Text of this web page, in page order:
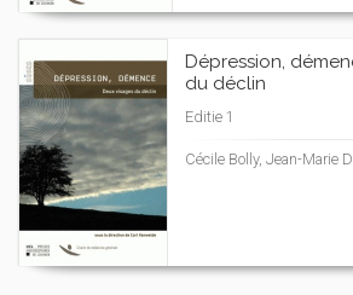
Dépression,
du déclin
Editie 1
Cécile Bolly, Jean-Marie